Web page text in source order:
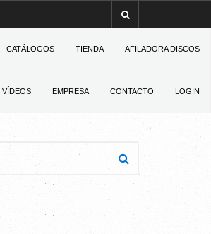
CATÁLOGOS TIENDA AFILADORA DISCOS
VÍDEOS EMPRESA CONTACTO LOGIN